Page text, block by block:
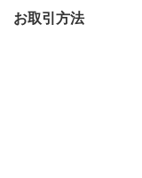
お取引方法